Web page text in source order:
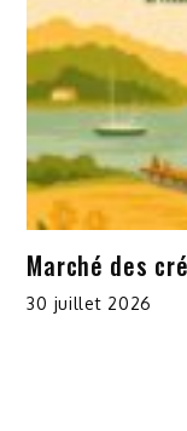
Marché des
30 juillet 2026